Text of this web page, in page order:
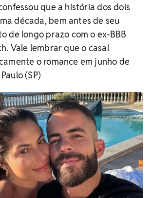
que a história dos dois
década, bem antes de seu
de longo prazo com o ex-BBB
Vale lembrar que o casal
o romance em junho de
(SP)